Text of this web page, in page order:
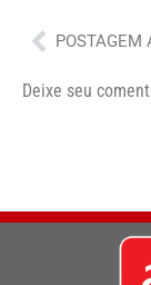
Anterior
POSTAGEM
Deixe seu